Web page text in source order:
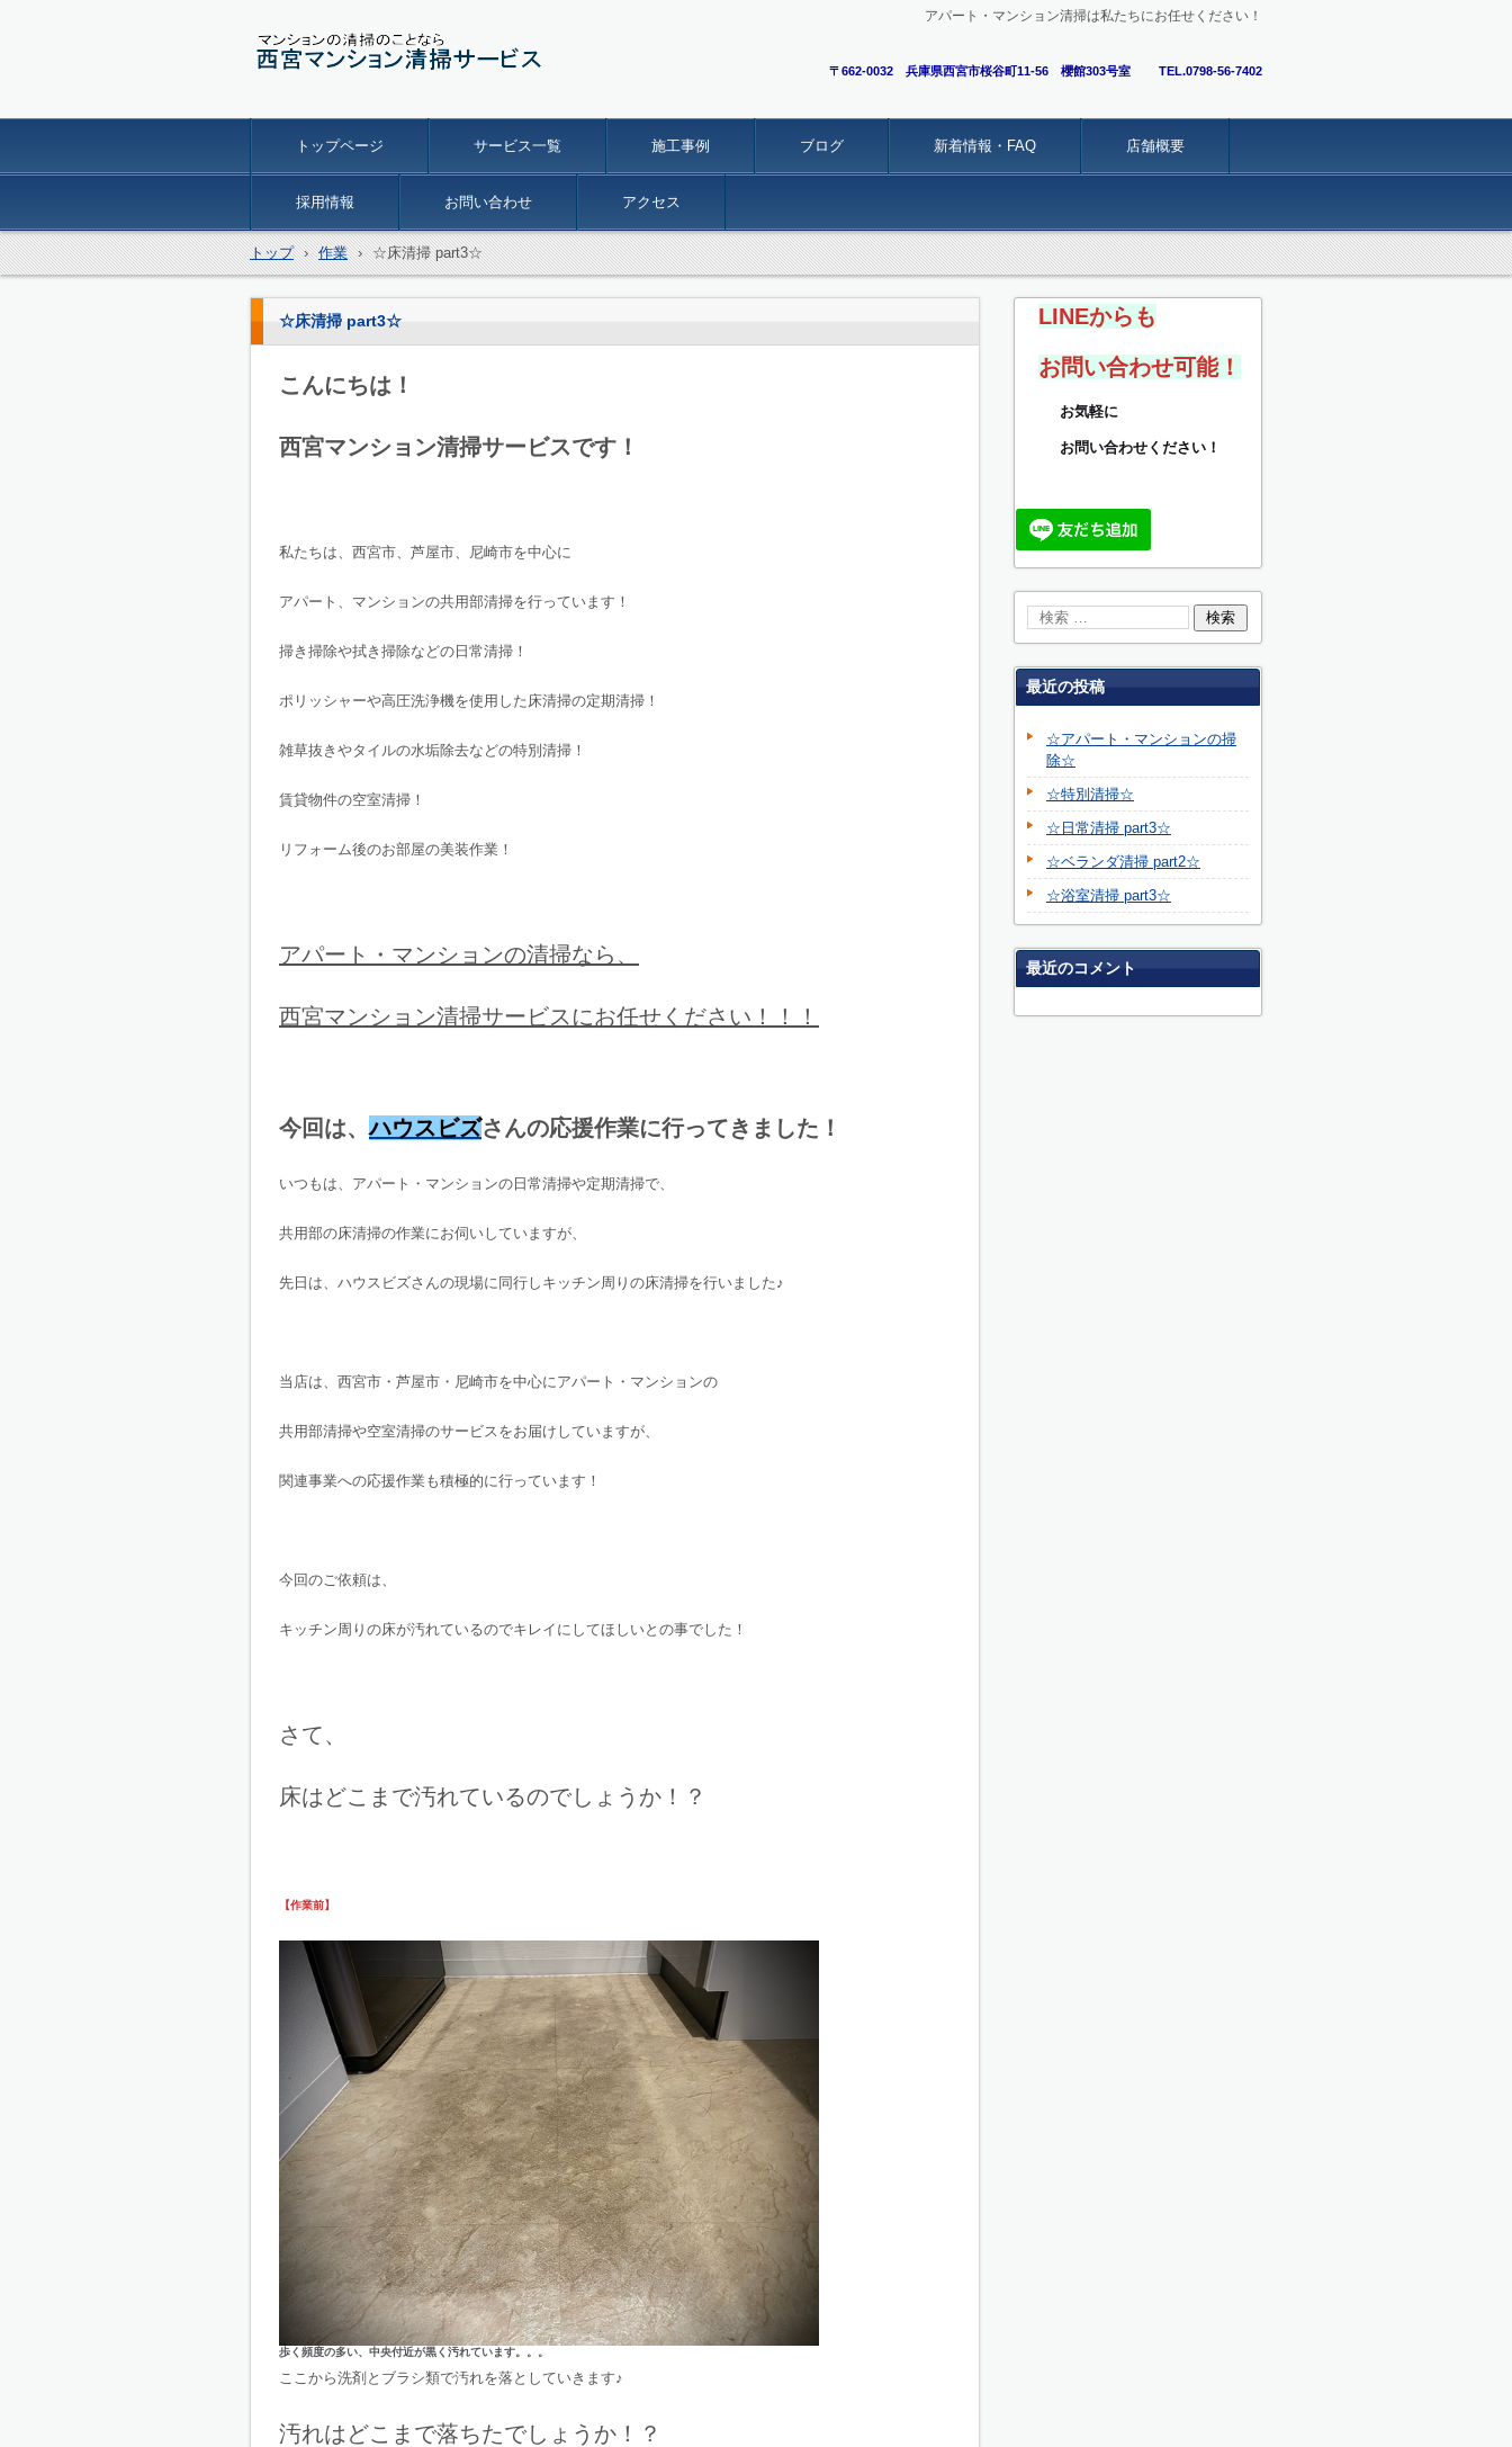
アパート・マンション清掃は私たちにお任せください！
〒662-0032 兵庫県西宮市桜谷町11-56 櫻館303号室 TEL.0798-56-7402
トップページ サービス一覧 施工事例 ブログ 新着情報・FAQ 店舗概要
採用情報 お問い合わせ アクセス
トップ › 作業 › ☆床清掃 part3☆
☆床清掃 part3☆
こんにちは！
西宮マンション清掃サービスです！
私たちは、西宮市、芦屋市、尼崎市を中心に
アパート、マンションの共用部清掃を行っています！
掃き掃除や拭き掃除などの日常清掃！
ポリッシャーや高圧洗浄機を使用した床清掃の定期清掃！
雑草抜きやタイルの水垢除去などの特別清掃！
賃貸物件の空室清掃！
リフォーム後のお部屋の美装作業！
アパート・マンションの清掃なら、
西宮マンション清掃サービスにお任せください！！！
今回は、ハウスビズさんの応援作業に行ってきました！
いつもは、アパート・マンションの日常清掃や定期清掃で、
共用部の床清掃の作業にお伺いしていますが、
先日は、ハウスビズさんの現場に同行しキッチン周りの床清掃を行いました♪
当店は、西宮市・芦屋市・尼崎市を中心にアパート・マンションの
共用部清掃や空室清掃のサービスをお届けしていますが、
関連事業への応援作業も積極的に行っています！
今回のご依頼は、
キッチン周りの床が汚れているのでキレイにしてほしいとの事でした！
さて、
床はどこまで汚れているのでしょうか！？
【作業前】
歩く頻度の多い、中央付近が黒く汚れています。。。
ここから洗剤とブラシ類で汚れを落としていきます♪
汚れはどこまで落ちたでしょうか！？
LINEからも
お問い合わせ可能！
お気軽に
お問い合わせください！
最近の投稿
☆アパート・マンションの掃
除☆
☆特別清掃☆
☆日常清掃 part3☆
☆ベランダ清掃 part2☆
☆浴室清掃 part3☆
最近のコメント